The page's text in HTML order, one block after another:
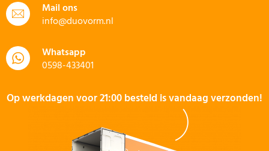
Mail ons
info@duovorm.nl
Whatsapp
0598-433401
Op werkdagen voor 21:00 besteld is vandaag verzonden!